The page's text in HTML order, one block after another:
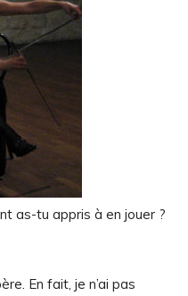
as-tu appris à en jouer ?
En fait, je n’ai pas